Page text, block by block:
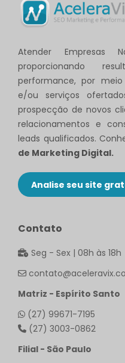
Atender Empresas
proporcionando
performance, por
e/ou serviços
prospecção de novos
relacionamentos e
leads qualificados.
de Marketing Digital.
Analise seu site
Contato
Seg - Sex | 08h às 18h
Matriz - Espírito Santo
(27) 99671-7195
(27) 3003-0862
Filial - São Paulo